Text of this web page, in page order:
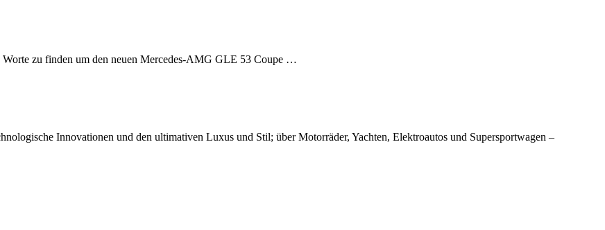
zu finden um den neuen Mercedes-AMG GLE 53 Coupe …
Innovationen und den ultimativen Luxus und Stil; über Motorräder, Yachten, Elektroautos und Supersportwagen –